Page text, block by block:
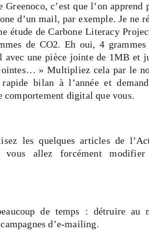
c’est que l’on apprend
d’un mail, par exemple. Je ne
étude de Carbone Literacy
de CO2. Eh oui, 4
une pièce jointe de 1MB et
» Multipliez cela par le
bilan à l’année et
comportement digital que vous.
les quelques articles de
vous allez forcément modifier
de temps : détruire au
d’e-mailing.